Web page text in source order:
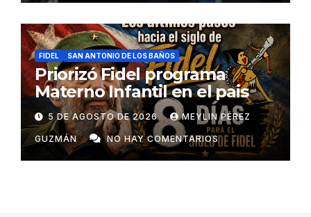
FIDEL SAN ANTONIO DE LOS BAÑOS
Priorizó Fidel programa
Materno Infantil en el pais
5 DE AGOSTO DE 2026 MEYLIN PÉREZ
GUZMÁN NO HAY COMENTARIOS